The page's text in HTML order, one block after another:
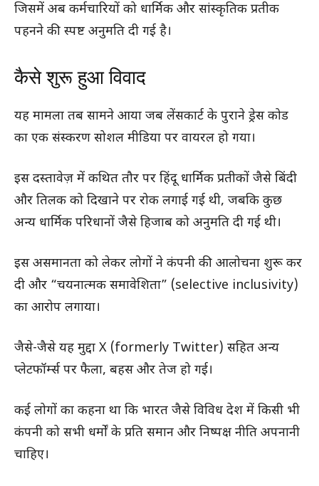
जिसमें अब कर्मचारियों को धार्मिक और सांस्कृतिक प्रतीक
पहनने की स्पष्ट अनुमति दी गई है।
कैसे शुरू हुआ विवाद
यह मामला तब सामने आया जब लेंसकार्ट के पुराने ड्रेस कोड
का एक संस्करण सोशल मीडिया पर वायरल हो गया।
इस दस्तावेज़ में कथित तौर पर हिंदू धार्मिक प्रतीकों जैसे बिंदी
और तिलक को दिखाने पर रोक लगाई गई थी, जबकि कुछ
अन्य धार्मिक परिधानों जैसे हिजाब को अनुमति दी गई थी।
इस असमानता को लेकर लोगों ने कंपनी की आलोचना शुरू कर
दी और “चयनात्मक समावेशिता” (selective inclusivity)
का आरोप लगाया।
जैसे-जैसे यह मुद्दा X (formerly Twitter) सहित अन्य
प्लेटफॉर्म्स पर फैला, बहस और तेज हो गई।
कई लोगों का कहना था कि भारत जैसे विविध देश में किसी भी
कंपनी को सभी धर्मों के प्रति समान और निष्पक्ष नीति अपनानी
चाहिए।